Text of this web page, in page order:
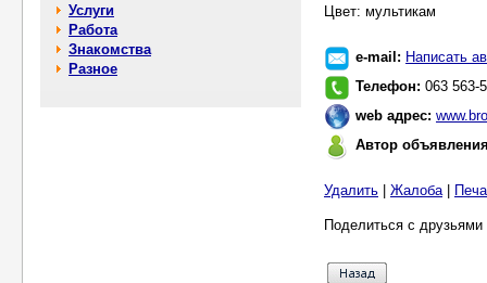
Услуги
Работа
Знакомства
Разное
Цвет: мультикам
e-mail: Написать
Телефон: 063 563-
web адрес:
Автор
Удалить Жалоба|
Поделиться с